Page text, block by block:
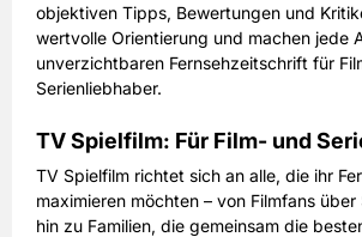
objektiven Tipps, Bewertungen und
wertvolle Orientierung und machen jede
unverzichtbaren Fernsehzeitschrift für
Serienliebhaber.
TV Spielfilm: Für Film- und
TV Spielfilm richtet sich an alle, die ihr
maximieren möchten – von Filmfans über
hin zu Familien, die gemeinsam die